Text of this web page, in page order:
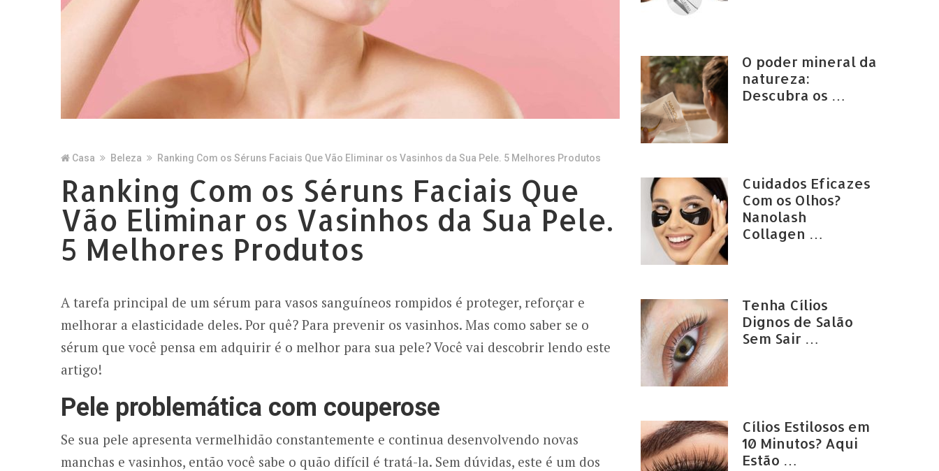
Casa Beleza Ranking Com os Séruns Faciais Que Vão Eliminar os Vasinhos da Sua Pele. 5 Melhores Produtos
Ranking Com os Séruns Faciais Que
Vão Eliminar os Vasinhos da Sua Pele.
5 Melhores Produtos
A tarefa principal de um sérum para vasos sanguíneos rompidos é proteger, reforçar e
melhorar a elasticidade deles. Por quê? Para prevenir os vasinhos. Mas como saber se o
sérum que você pensa em adquirir é o melhor para sua pele? Você vai descobrir lendo este
artigo!
Pele problemática com couperose
Se sua pele apresenta vermelhidão constantemente e continua desenvolvendo novas
manchas e vasinhos, então você sabe o quão difícil é tratá-la. Sem dúvidas, este é um dos
O poder mineral da
natureza:
Descubra os …
Cuidados Eficazes
Com os Olhos?
Nanolash
Collagen …
Tenha Cílios
Dignos de Salão
Sem Sair …
Cílios Estilosos em
10 Minutos? Aqui
Estão …